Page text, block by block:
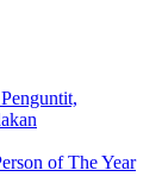
of The Year